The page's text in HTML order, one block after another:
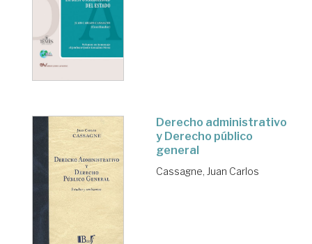
Derecho administrativo
y Derecho público
general
Cassagne, Juan Carlos